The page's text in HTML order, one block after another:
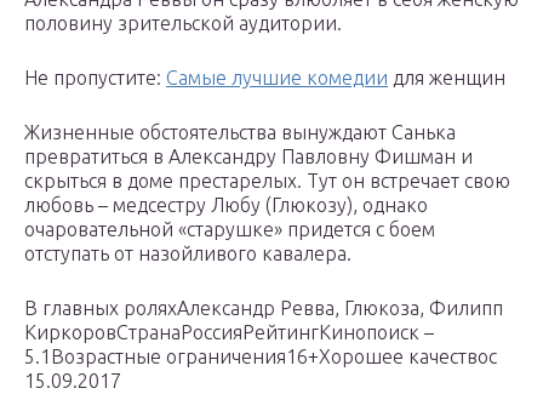
половину зрительской аудитории.
Не пропустите: Самые лучшие комедии для женщин
Жизненные обстоятельства вынуждают Санька
превратиться в Александру Павловну Фишман и
скрыться в доме престарелых. Тут он встречает свою
любовь – медсестру Любу (Глюкозу), однако
очаровательной «старушке» придется с боем
отступать от назойливого кавалера.
В главных роляхАлександр Ревва, Глюкоза, Филипп
КиркоровСтранаРоссияРейтингКинопоиск –
5.1Возрастные ограничения16+Хорошее качествос
15.09.2017